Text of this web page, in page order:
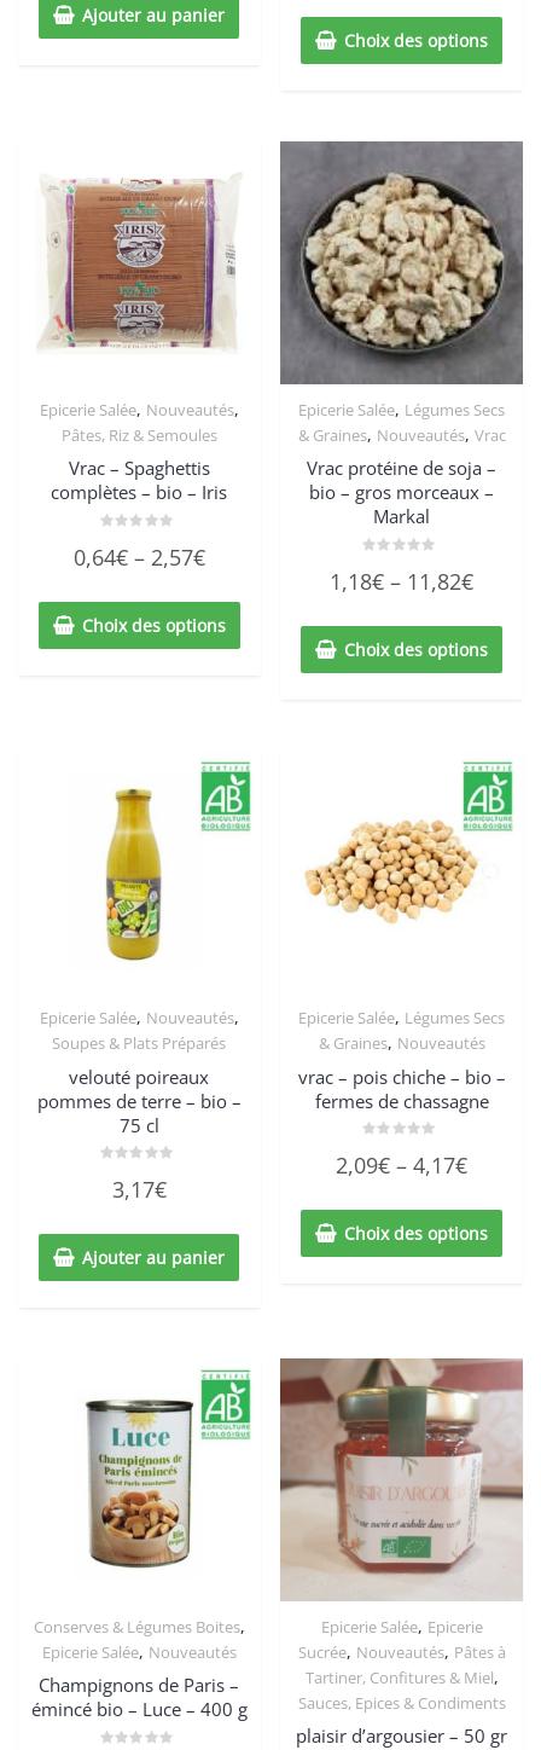
Ajouter au panier
Choix des options
Epicerie Salée, Nouveautés,
Pâtes, Riz & Semoules
Vrac – Spaghettis
complètes – bio – Iris
0
0,64€– 2,57€
Choix des options
Epicerie Salée, Légumes Secs
& Graines, Nouveautés, Vrac
Vrac protéine de soja –
bio – gros morceaux –
Markal
0
1,18€ – 11,82€
Choix des options
Epicerie Salée, Nouveautés,
Soupes & Plats Préparés
velouté poireaux
pommes de terre – bio –
75 cl
sur
3,17€
Ajouter au panier
Epicerie Salée, Légumes Secs
& Graines, Nouveautés
vrac – pois chiche – bio –
fermes de chassagne
0
2,09€ –4,17€
Choix des options
Conserves & Légumes Boites,
Epicerie Salée, Nouveautés
Champignons de Paris –
émincé bio – Luce – 400 g
Epicerie Salée, Epicerie
Sucrée, Nouveautés, Pâtes à
Tartiner, Confitures & Miel,
Sauces, Epices & Condiments
plaisir d’argousier – 50 gr